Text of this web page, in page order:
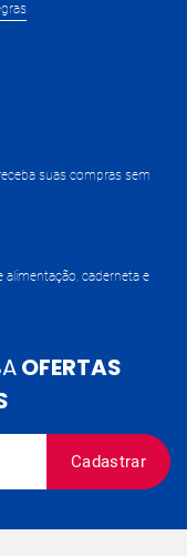
suas compras sem
alimentação, caderneta e
OFERTAS
Cadastrar